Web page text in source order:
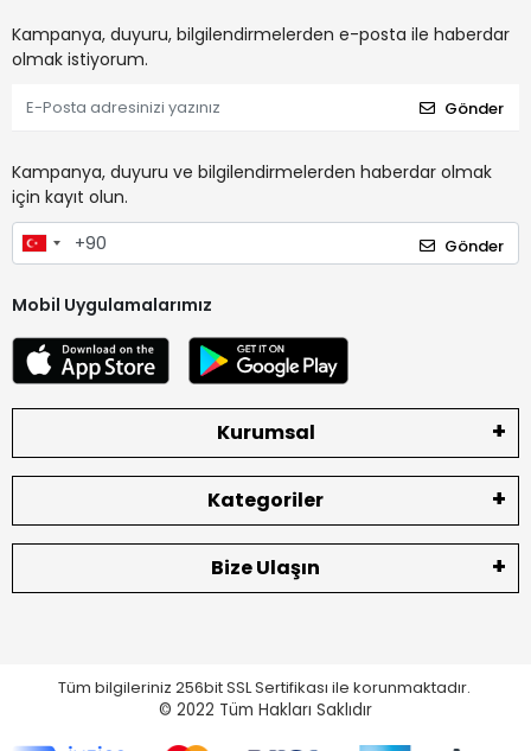
Kampanya, duyuru, bilgilendirmelerden e-posta ile haberdar
olmak istiyorum.
Gönder
Kampanya, duyuru ve bilgilendirmelerden haberdar olmak
için kayıt olun.
Gönder
Mobil Uygulamalarımız
Kurumsal
Kategoriler
Bize Ulaşın
Tüm bilgileriniz 256bit SSL Sertifikası ile korunmaktadır.
© 2022 Tüm Hakları Saklıdır